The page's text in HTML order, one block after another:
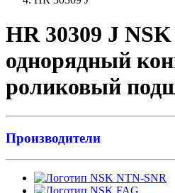
HR 30309 J
однорядный
роликовый
Производители
NTN-SNR